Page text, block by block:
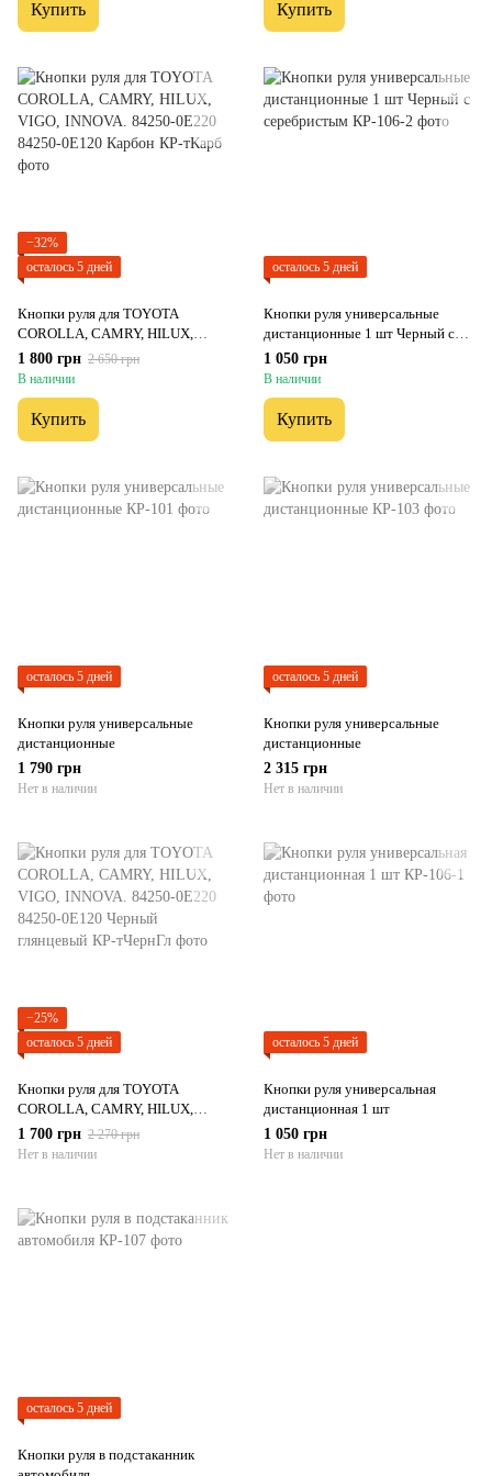
Купить Купить
−32%
осталось 5 дней
Кнопки руля для TOYOTA
COROLLA, CAMRY, HILUX,
VIGO, INNOVA. 84250-0E220
84250-0E120 Карбон
1 800 грн 2 650 грн
В наличии
Купить
осталось 5 дней
Кнопки руля универсальные
дистанционные 1 шт Черный с
серебристым
1 050 грн
В наличии
Купить
осталось 5 дней
Кнопки руля универсальные
дистанционные
1 790 грн
Нет в наличии
осталось 5 дней
Кнопки руля универсальные
дистанционные
2 315 грн
Нет в наличии
−25%
осталось 5 дней
Кнопки руля для TOYOTA
COROLLA, CAMRY, HILUX,
VIGO, INNOVA. 84250-0E220
84250-0E120 Черный глянцевый
1 700 грн 2 270 грн
Нет в наличии
осталось 5 дней
Кнопки руля универсальная
дистанционная 1 шт
1 050 грн
Нет в наличии
осталось 5 дней
Кнопки руля в подстаканник